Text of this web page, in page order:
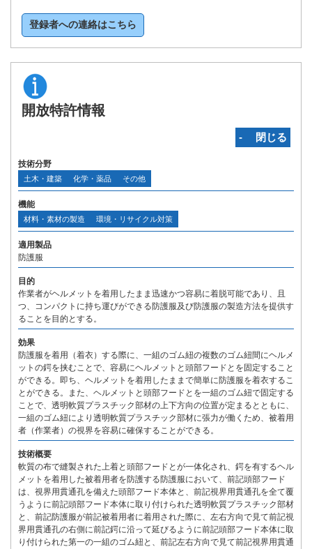
登録者への連絡はこちら
開放特許情報
‐ 閉じる
技術分野
土木・建築 化学・薬品 その他
機能
材料・素材の製造 環境・リサイクル対策
適用製品
防護服
目的
作業者がヘルメットを着用したまま迅速かつ容易に着脱可能であり、且
つ、コンパクトに持ち運びができる防護服及び防護服の製造方法を提供す
ることを目的とする。
効果
防護服を着用（着衣）する際に、一組のゴム紐の複数のゴム紐間にヘルメ
ットの鍔を挟むことで、容易にヘルメットと頭部フードとを固定すること
ができる。即ち、ヘルメットを着用したままで簡単に防護服を着衣するこ
とができる。また、ヘルメットと頭部フードとを一組のゴム紐で固定する
ことで、透明軟質プラスチック部材の上下方向の位置が定まるとともに、
一組のゴム紐により透明軟質プラスチック部材に張力が働くため、被着用
者（作業者）の視界を容易に確保することができる。
技術概要
軟質の布で縫製された上着と頭部フードとが一体化され、鍔を有するヘル
メットを着用した被着用者を防護する防護服において、前記頭部フード
は、視界用貫通孔を備えた頭部フード本体と、前記視界用貫通孔を全て覆
うように前記頭部フード本体に取り付けられた透明軟質プラスチック部材
と、前記防護服が前記被着用者に着用された際に、左右方向で見て前記視
界用貫通孔の右側に前記鍔に沿って延びるように前記頭部フード本体に取
り付けられた第一の一組のゴム紐と、前記左右方向で見て前記視界用貫通